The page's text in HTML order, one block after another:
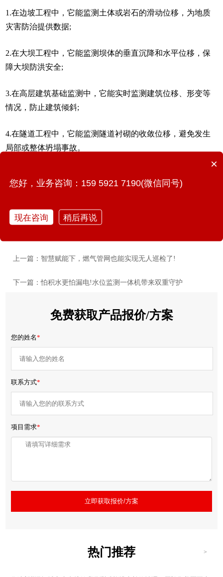
1.在边坡工程中，它能监测土体或岩石的滑动位移，为地质
灾害防治提供数据;
2.在大坝工程中，它能监测坝体的垂直沉降和水平位移，保
障大坝防洪安全;
3.在高层建筑基础监测中，它能实时监测建筑位移、形变等
情况，防止建筑倾斜;
4.在隧道工程中，它能监测隧道衬砌的收敛位移，避免发生
局部或整体坍塌事故。
筑起更坚固的安全屏障，让防范走在了风险的前面。
上一篇：智慧赋能下，燃气管网也能实现无人巡检了!
下一篇：怕积水更怕漏电!水位监测一体机带来双重守护
免费获取产品报价/方案
您的姓名*
联系方式*
项目需求*
立即获取报价/方案
热门推荐 >
×
您好，业务咨询：159 5921 7190(微信同号)
现在咨询 稍后再说